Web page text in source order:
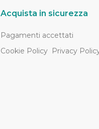
Acquista in sicurezza
Pagamenti accettati
Cookie Policy Privacy